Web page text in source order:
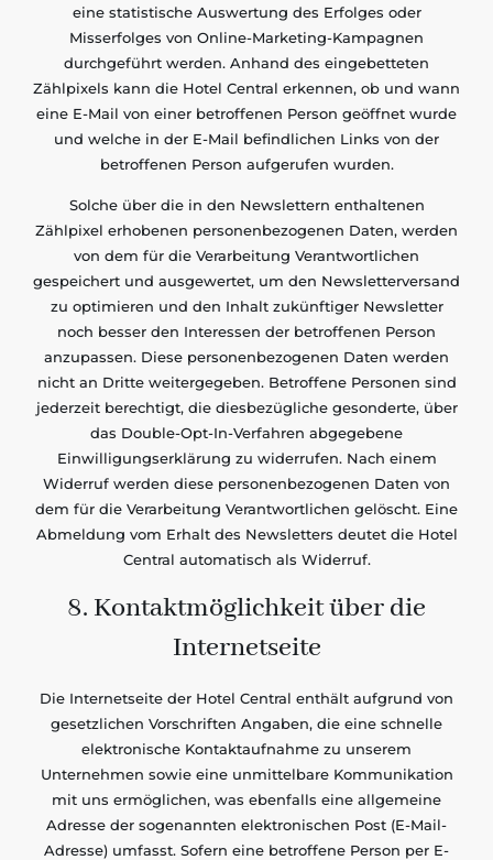
eine statistische Auswertung des Erfolges oder
Misserfolges von Online-Marketing-Kampagnen
durchgeführt werden. Anhand des eingebetteten
Zählpixels kann die Hotel Central erkennen, ob und wann
eine E-Mail von einer betroffenen Person geöffnet wurde
und welche in der E-Mail befindlichen Links von der
betroffenen Person aufgerufen wurden.
Solche über die in den Newslettern enthaltenen
Zählpixel erhobenen personenbezogenen Daten, werden
von dem für die Verarbeitung Verantwortlichen
gespeichert und ausgewertet, um den Newsletterversand
zu optimieren und den Inhalt zukünftiger Newsletter
noch besser den Interessen der betroffenen Person
anzupassen. Diese personenbezogenen Daten werden
nicht an Dritte weitergegeben. Betroffene Personen sind
jederzeit berechtigt, die diesbezügliche gesonderte, über
das Double-Opt-In-Verfahren abgegebene
Einwilligungserklärung zu widerrufen. Nach einem
Widerruf werden diese personenbezogenen Daten von
dem für die Verarbeitung Verantwortlichen gelöscht. Eine
Abmeldung vom Erhalt des Newsletters deutet die Hotel
Central automatisch als Widerruf.
8. Kontaktmöglichkeit über die
Internetseite
Die Internetseite der Hotel Central enthält aufgrund von
gesetzlichen Vorschriften Angaben, die eine schnelle
elektronische Kontaktaufnahme zu unserem
Unternehmen sowie eine unmittelbare Kommunikation
mit uns ermöglichen, was ebenfalls eine allgemeine
Adresse der sogenannten elektronischen Post (E-Mail-
Adresse) umfasst. Sofern eine betroffene Person per E-